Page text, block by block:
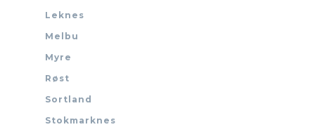
Leknes
Melbu
Myre
Røst
Sortland
Stokmarknes